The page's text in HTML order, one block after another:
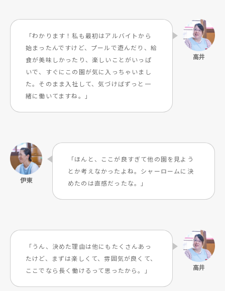
「わかります！私も最初はアルバイトから
始まったんですけど、プールで遊んだり、給
食が美味しかったり、楽しいことがいっぱ
いで、すぐにこの園が気に入っちゃいまし
た。そのまま入社して、気づけばずっと一
緒に働いてますね。」
「ほんと、ここが良すぎて他の園を見よう
とか考えなかったよね。シャーロームに決
めたのは直感だったな。」
「うん、決めた理由は他にもたくさんあっ
たけど、まずは楽しくて、雰囲気が良くて、
ここでなら長く働けるって思ったから。」